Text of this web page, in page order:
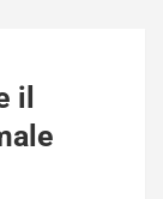
il